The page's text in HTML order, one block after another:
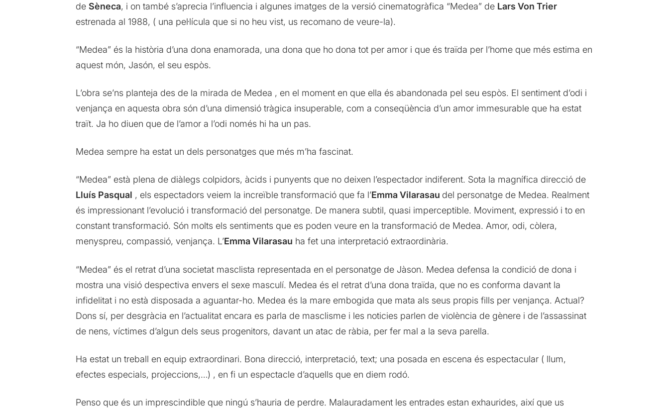
de Sèneca, i on també s’aprecia l’influencia i algunes imatges de la versió cinematogràfica “Medea” de Lars Von Trier
estrenada al 1988, ( una pel·lícula que si no heu vist, us recomano de veure-la).
“Medea” és la història d’una dona enamorada, una dona que ho dona tot per amor i que és traïda per l’home que més estima en
aquest món, Jasón, el seu espòs.
L’obra se’ns planteja des de la mirada de Medea , en el moment en que ella és abandonada pel seu espòs. El sentiment d’odi i
venjança en aquesta obra són d’una dimensió tràgica insuperable, com a conseqüència d’un amor immesurable que ha estat
traït. Ja ho diuen que de l’amor a l’odi només hi ha un pas.
Medea sempre ha estat un dels personatges que més m’ha fascinat.
“Medea” està plena de diàlegs colpidors, àcids i punyents que no deixen l’espectador indiferent. Sota la magnífica direcció de
Lluís Pasqual , els espectadors veiem la increïble transformació que fa l’Emma Vilarasau del personatge de Medea. Realment
és impressionant l’evolució i transformació del personatge. De manera subtil, quasi imperceptible. Moviment, expressió i to en
constant transformació. Són molts els sentiments que es poden veure en la transformació de Medea. Amor, odi, còlera,
menyspreu, compassió, venjança. L’Emma Vilarasau ha fet una interpretació extraordinària.
“Medea” és el retrat d’una societat masclista representada en el personatge de Jàson. Medea defensa la condició de dona i
mostra una visió despectiva envers el sexe masculí. Medea és el retrat d’una dona traïda, que no es conforma davant la
infidelitat i no està disposada a aguantar-ho. Medea és la mare embogida que mata als seus propis fills per venjança. Actual?
Dons sí, per desgràcia en l’actualitat encara es parla de masclisme i les noticies parlen de violència de gènere i de l’assassinat
de nens, víctimes d’algun dels seus progenitors, davant un atac de ràbia, per fer mal a la seva parella.
Ha estat un treball en equip extraordinari. Bona direcció, interpretació, text; una posada en escena és espectacular ( llum,
efectes especials, projeccions,…) , en fi un espectacle d’aquells que en diem rodó.
Penso que és un imprescindible que ningú s’hauria de perdre. Malauradament les entrades estan exhaurides, així que us